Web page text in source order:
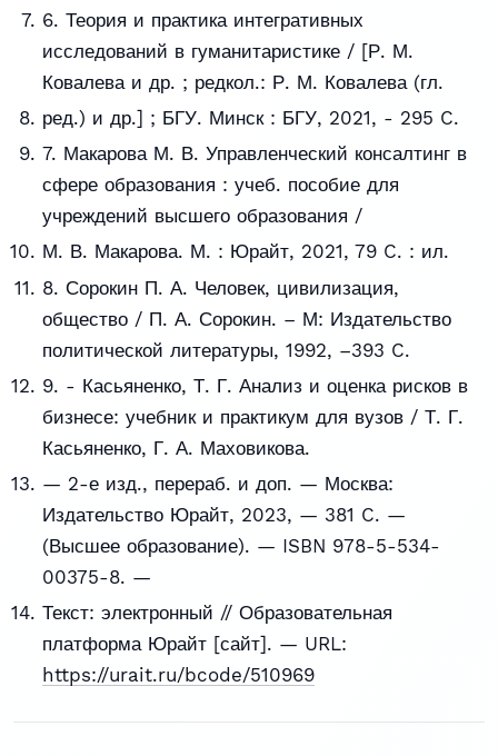
6. Теория и практика интегративных
исследований в гуманитаристике / [Р. М.
Ковалева и др. ; редкол.: Р. М. Ковалева (гл.
ред.) и др.] ; БГУ. Минск : БГУ, 2021, - 295 C.
7. Макарова М. В. Управленческий консалтинг в
сфере образования : учеб. пособие для
учреждений высшего образования /
М. В. Макарова. М. : Юрайт, 2021, 79 C. : ил.
8. Сорокин П. А. Человек, цивилизация,
общество / П. А. Сорокин. – М: Издательство
политической литературы, 1992, –393 C.
9. - Касьяненко, Т. Г. Анализ и оценка рисков в
бизнесе: учебник и практикум для вузов / Т. Г.
Касьяненко, Г. А. Маховикова.
— 2-е изд., перераб. и доп. — Москва:
Издательство Юрайт, 2023, — 381 C. —
(Высшее образование). — ISBN 978-5-534-
00375-8. —
Текст: электронный // Образовательная
платформа Юрайт [сайт]. — URL:
https://urait.ru/bcode/510969